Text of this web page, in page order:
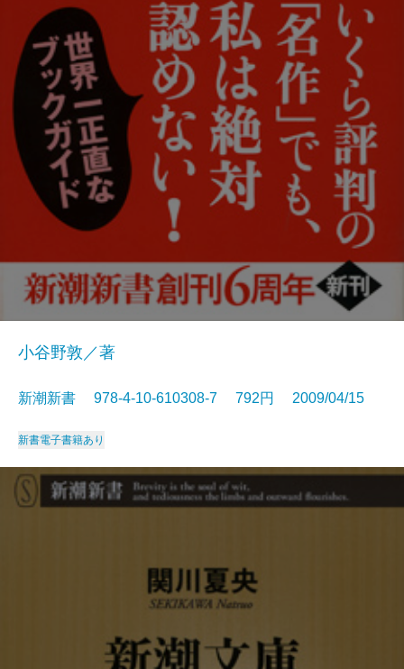
小谷野敦／著
新潮新書 978-4-10-610308-7 792円 2009/04/15
新書電子書籍あり